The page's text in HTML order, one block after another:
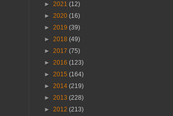
► 2021 (12)
► 2020 (16)
► 2019 (39)
► 2018 (49)
► 2017 (75)
► 2016 (123)
► 2015 (164)
► 2014 (219)
► 2013 (228)
► 2012 (213)